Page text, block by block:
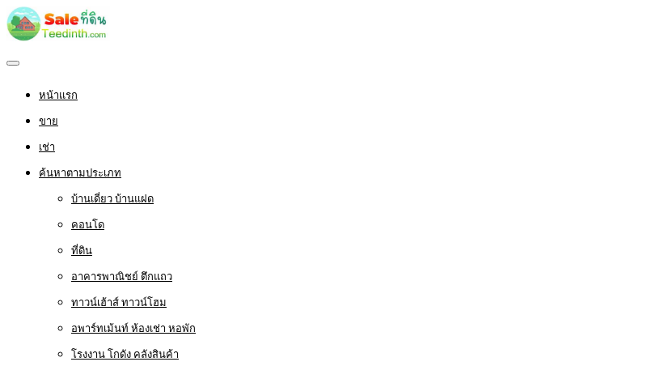
หน้าแรก
ขาย
เช่า
ค้นหาตามประเภท
บ้านเดี่ยว บ้านแฝด
คอนโด
ที่ดิน
อาคารพาณิชย์ ตึกแถว
ทาวน์เฮ้าส์ ทาวน์โฮม
อพาร์ทเม้นท์ ห้องเช่า หอพัก
โรงงาน โกดัง คลังสินค้า